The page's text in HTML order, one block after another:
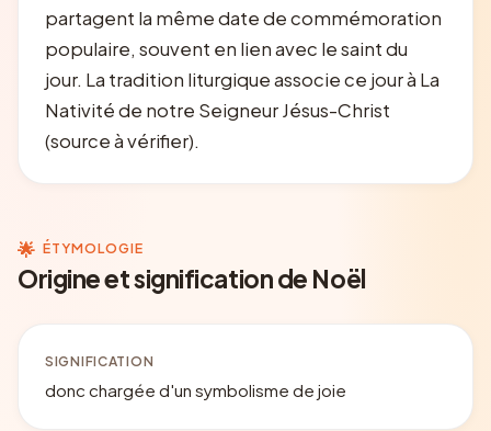
partagent la même date de commémoration
populaire, souvent en lien avec le saint du
jour. La tradition liturgique associe ce jour à La
Nativité de notre Seigneur Jésus-Christ
(source à vérifier).
🌟 ÉTYMOLOGIE
Origine et signification de Noël
SIGNIFICATION
donc chargée d'un symbolisme de joie